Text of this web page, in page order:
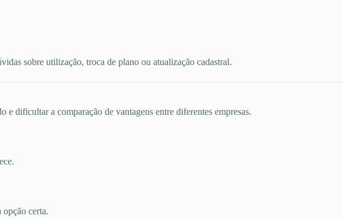
sobre utilização, troca de plano ou atualização cadastral.
dificultar a comparação de vantagens entre diferentes empresas.
opção certa.